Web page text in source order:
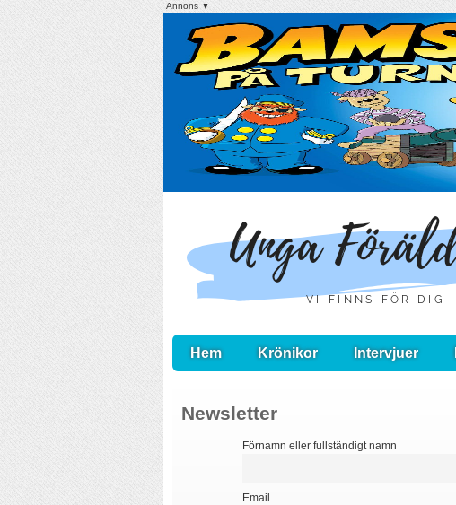
Annons ▼
Hem Krönikor Intervjuer
Newsletter
Förnamn eller fullständigt namn
Email